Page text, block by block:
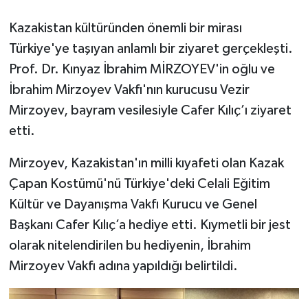
Kazakistan kültüründen önemli bir mirası
Türkiye'ye taşıyan anlamlı bir ziyaret gerçekleşti.
Prof. Dr. Kınyaz İbrahim MİRZOYEV'in oğlu ve
İbrahim Mirzoyev Vakfı'nın kurucusu Vezir
Mirzoyev, bayram vesilesiyle Cafer Kılıç’ı ziyaret
etti.
Mirzoyev, Kazakistan'ın milli kıyafeti olan Kazak
Çapan Kostümü'nü Türkiye'deki Celali Eğitim
Kültür ve Dayanışma Vakfı Kurucu ve Genel
Başkanı Cafer Kılıç’a hediye etti. Kıymetli bir jest
olarak nitelendirilen bu hediyenin, İbrahim
Mirzoyev Vakfı adına yapıldığı belirtildi.